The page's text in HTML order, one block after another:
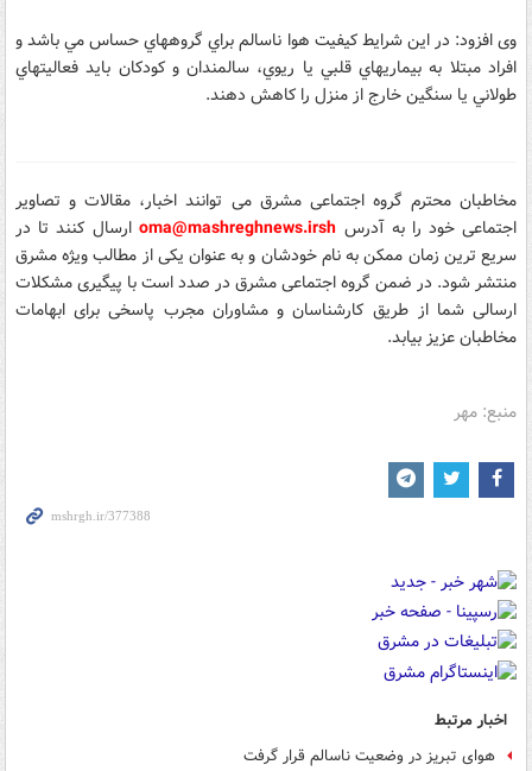
وی افزود: در اين شرايط كيفيت هوا ناسالم براي گروههاي حساس مي باشد و
افراد مبتلا به بيماريهاي قلبي يا ريوي، سالمندان و كودكان بايد فعاليتهاي
طولاني يا سنگين خارج از منزل را كاهش دهند.
مخاطبان محترم گروه اجتماعی مشرق می توانند اخبار، مقالات و تصاویر
اجتماعی خود رابه آدرس sh
oma@mashreghnews.irارسال کنند تا در
سریع ترین زمان ممکن به نام خودشان و به عنوان یکی از مطالب ویژه مشرق
منتشر شود. در ضمن گروه اجتماعی مشرق در صدد است با پیگیری مشکلات
ارسالی شما از طریق کارشناسان و مشاوران مجرب پاسخی برای ابهامات
مخاطبان عزیز بیابد.
منبع: مهر
اخبار مرتبط
هوای تبریز در وضعیت ناسالم قرار گرفت